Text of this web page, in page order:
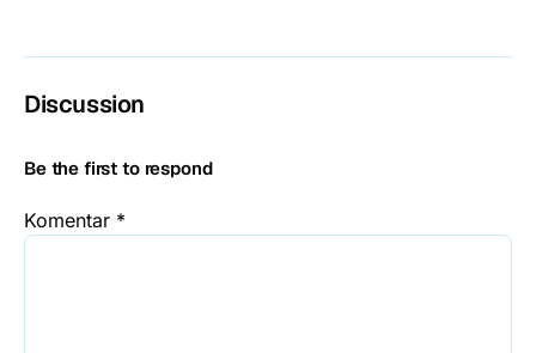
Discussion
Be the first to respond
Komentar *